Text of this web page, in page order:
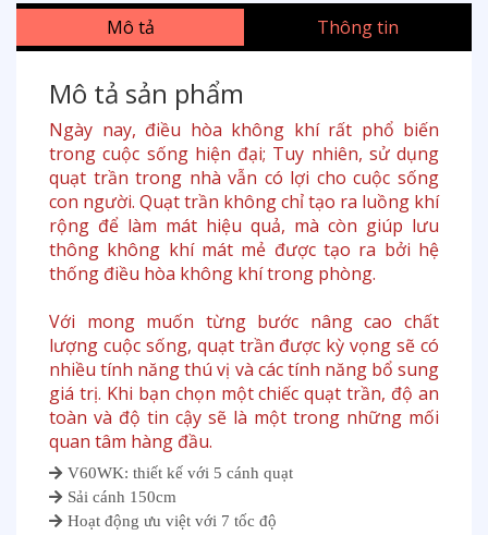
Mô tả Thông tin
Mô tả sản phẩm
Ngày nay, điều hòa không khí rất phổ biến
trong cuộc sống hiện đại; Tuy nhiên, sử dụng
quạt trần trong nhà vẫn có lợi cho cuộc sống
con người. Quạt trần không chỉ tạo ra luồng khí
rộng để làm mát hiệu quả, mà còn giúp lưu
thông không khí mát mẻ được tạo ra bởi hệ
thống điều hòa không khí trong phòng.
Với mong muốn từng bước nâng cao chất
lượng cuộc sống, quạt trần được kỳ vọng sẽ có
nhiều tính năng thú vị và các tính năng bổ sung
giá trị. Khi bạn chọn một chiếc quạt trần, độ an
toàn và độ tin cậy sẽ là một trong những mối
quan tâm hàng đầu.
V60WK: thiết kế với 5 cánh quạt
Sải cánh 150cm
Hoạt động ưu việt với 7 tốc độ